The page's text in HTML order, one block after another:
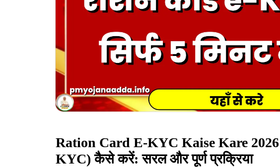
Ration Card E-KYC Kaise Kare 2026:
KYC) कैसे करें: सरल और पूर्ण प्रक्रिया